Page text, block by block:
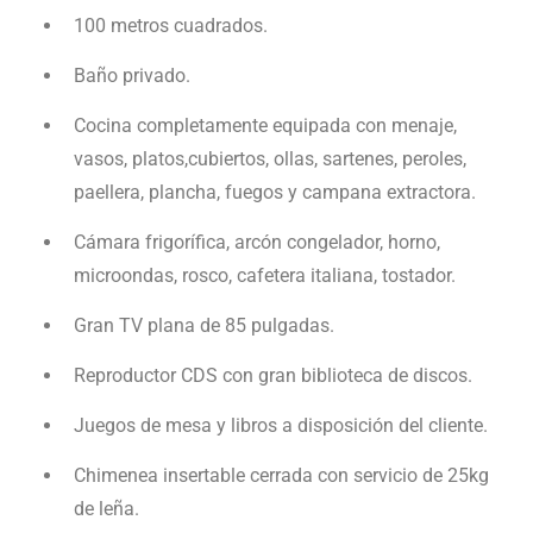
100 metros cuadrados.
Baño privado.
Cocina completamente equipada con menaje,
vasos, platos,cubiertos, ollas, sartenes, peroles,
paellera, plancha, fuegos y campana extractora.
Cámara frigorífica, arcón congelador, horno,
microondas, rosco, cafetera italiana, tostador.
Gran TV plana de 85 pulgadas.
Reproductor CDS con gran biblioteca de discos.
Juegos de mesa y libros a disposición del cliente.
Chimenea insertable cerrada con servicio de 25kg
de leña.